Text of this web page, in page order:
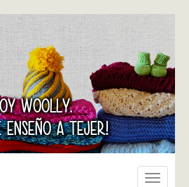
WOOLLY.
A TEJER!
Toggle